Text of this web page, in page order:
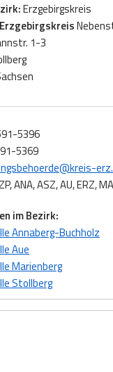
Erzgebirgskreis
1-3
5396
5369
ANA, ASZ, AU, ERZ,
im Bezirk:
Annaberg-Buchholz
Aue
Marienberg
Stollberg